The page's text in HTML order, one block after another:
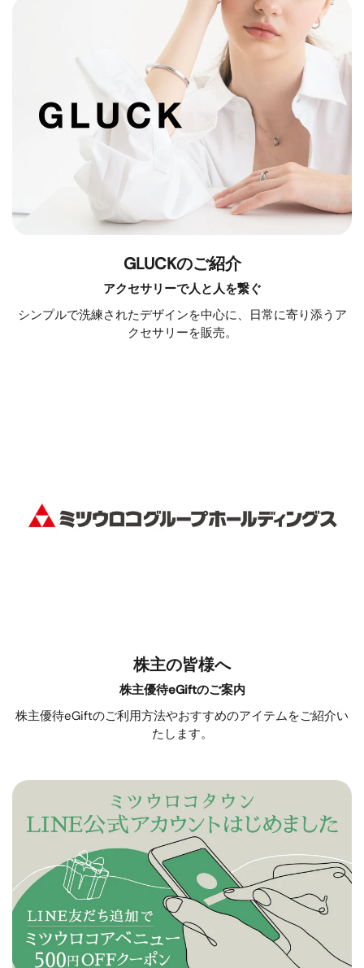
GLUCKのご紹介
アクセサリーで人と人を繋ぐ
シンプルで洗練されたデザインを中心に、日常に寄り添うア
クセサリーを販売。
株主の皆様へ
株主優待eGiftのご案内
株主優待eGiftのご利用方法やおすすめのアイテムをご紹介い
たします。